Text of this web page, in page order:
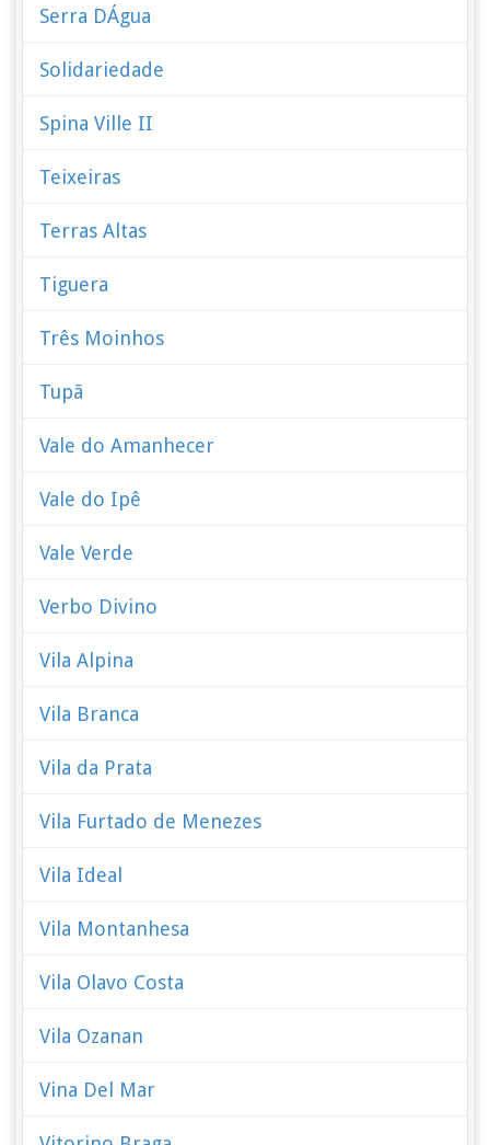
Serra DÁgua
Solidariedade
Spina Ville II
Teixeiras
Terras Altas
Tiguera
Três Moinhos
Tupã
Vale do Amanhecer
Vale do Ipê
Vale Verde
Verbo Divino
Vila Alpina
Vila Branca
Vila da Prata
Vila Furtado de Menezes
Vila Ideal
Vila Montanhesa
Vila Olavo Costa
Vila Ozanan
Vina Del Mar